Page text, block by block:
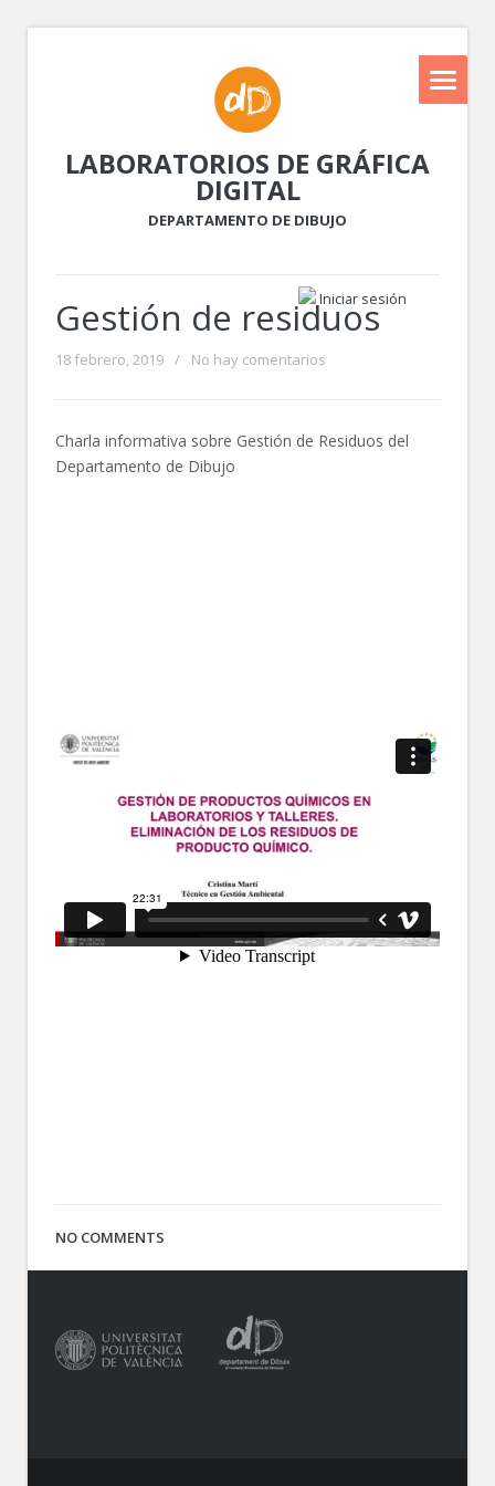
LABORATORIOS DE GRÁFICA
DIGITAL
DEPARTAMENTO DE DIBUJO
Iniciar sesión
Gestión de residuos
18 febrero, 2019 / No hay comentarios
Charla informativa sobre Gestión de Residuos del
Departamento de Dibujo
NO COMMENTS